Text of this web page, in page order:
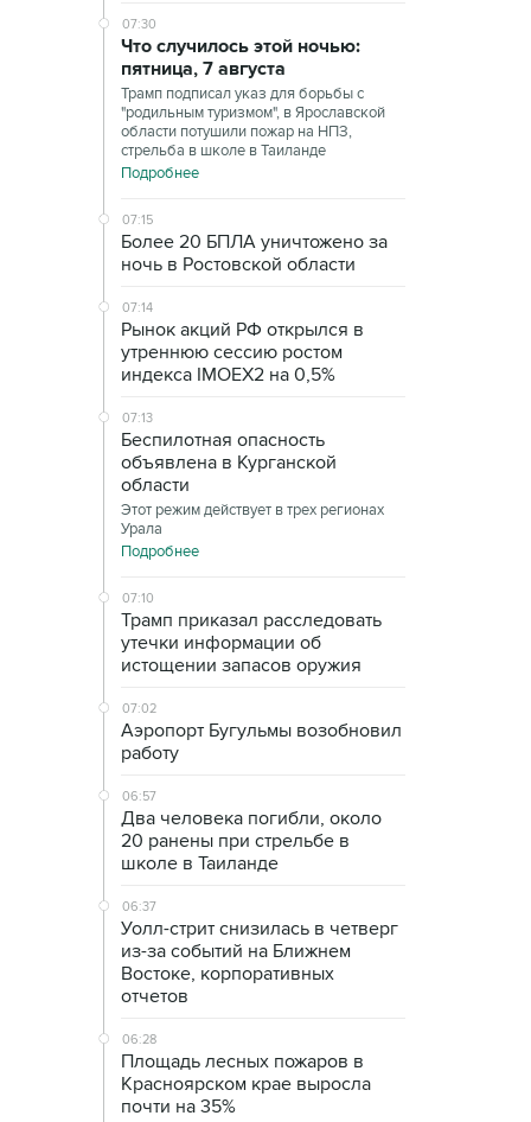
07:30
Что случилось этой ночью:
пятница, 7 августа
Трамп подписал указ для борьбы с
"родильным туризмом", в Ярославской
области потушили пожар на НПЗ,
стрельба в школе в Таиланде
Подробнее
07:15
Более 20 БПЛА уничтожено за
ночь в Ростовской области
07:14
Рынок акций РФ открылся в
утреннюю сессию ростом
индекса IMOEX2 на 0,5%
07:13
Беспилотная опасность
объявлена в Курганской
области
Этот режим действует в трех регионах
Урала
Подробнее
07:10
Трамп приказал расследовать
утечки информации об
истощении запасов оружия
07:02
Аэропорт Бугульмы возобновил
работу
06:57
Два человека погибли, около
20 ранены при стрельбе в
школе в Таиланде
06:37
Уолл-стрит снизилась в четверг
из-за событий на Ближнем
Востоке, корпоративных
отчетов
06:28
Площадь лесных пожаров в
Красноярском крае выросла
почти на 35%